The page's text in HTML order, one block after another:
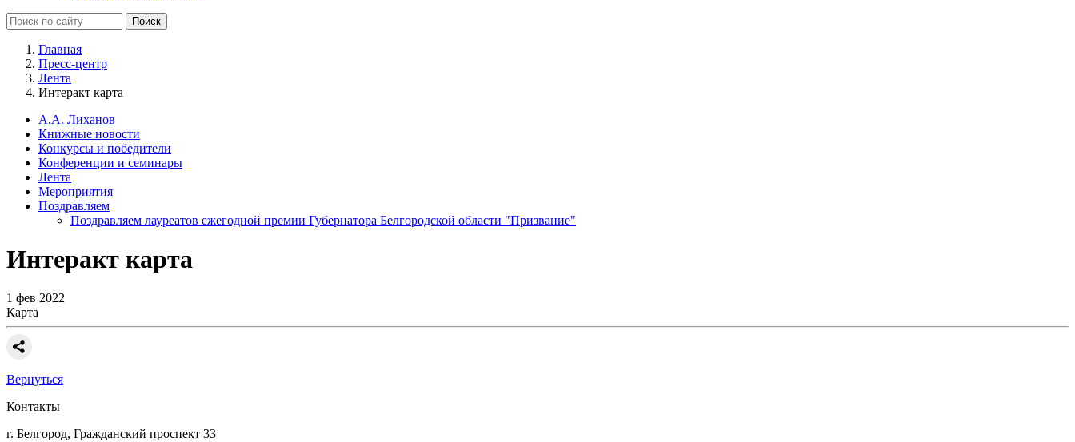
Главная
Пресс-центр
Лента
Интеракт карта
А.А. Лиханов
Книжные новости
Конкурсы и победители
Конференции и семинары
Лента
Мероприятия
Поздравляем
Поздравляем лауреатов ежегодной премии Губернатора Белгородской области "Призвание"
Интеракт карта
1 фев 2022
Карта
Вернуться
Контакты
г. Белгород, Гражданский проспект 33